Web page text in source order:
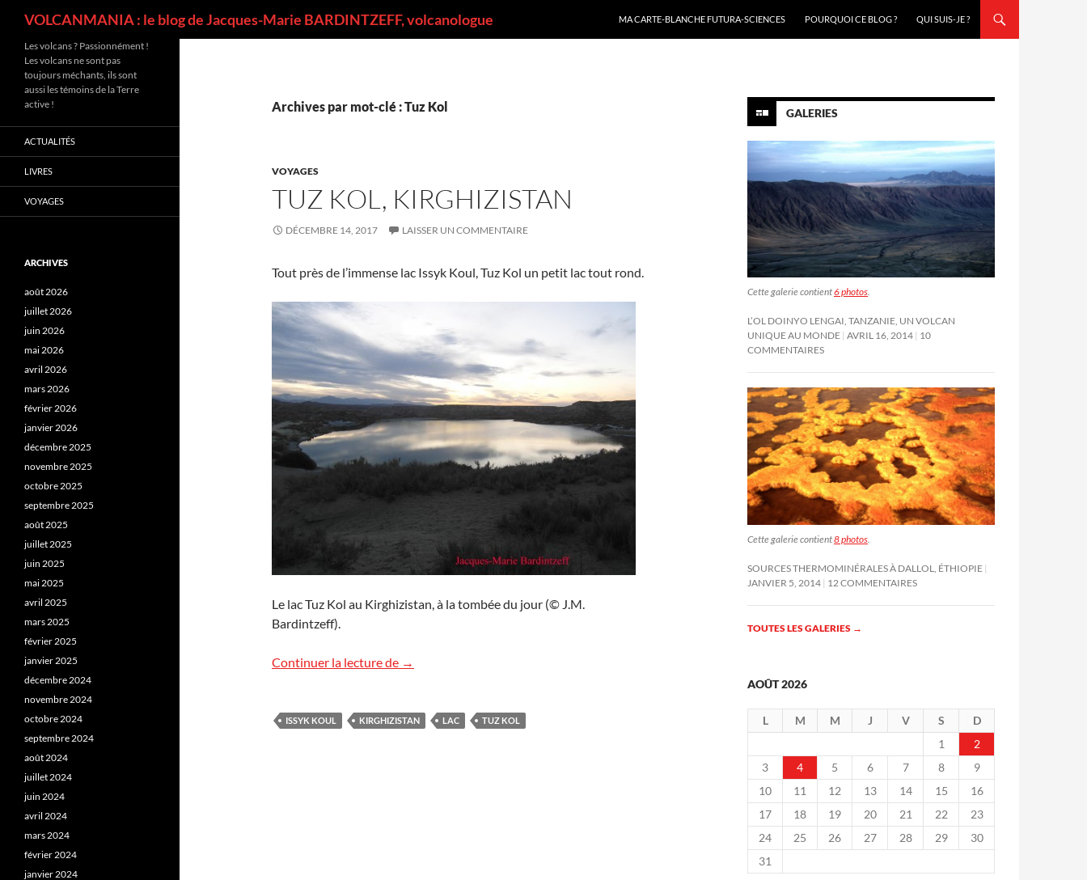
VOLCANMANIA : le blog de Jacques-Marie BARDINTZEFF, volcanologue
MA CARTE-BLANCHE FUTURA-SCIENCES
POURQUOI CE BLOG ? QUI SUIS-JE ?
Archives par mot-clé : Tuz Kol
VOYAGES
TUZ KOL, KIRGHIZISTAN
DÉCEMBRE 14, 2017 LAISSER UN COMMENTAIRE
Tout près de l’immense lac Issyk Koul, Tuz Kol un petit lac tout rond.
Le lac Tuz Kol au Kirghizistan, à la tombée du jour (© J.M.
Bardintzeff).
Continuer la lecture de Tuz Kol, Kirghizistan
→
ISSYK KOUL KIRGHIZISTAN LAC TUZ KOL
GALERIES
Cette galerie contient6 photos.
L’OL DOINYO LENGAI, TANZANIE, UN VOLCAN
UNIQUE AU MONDE AVRIL 16, 2014 10
COMMENTAIRES
Cette galerie contient8 photos
SOURCES THERMOMINÉRALES À DALLOL, ÉTHIOPIE
JANVIER 5, 2014 12 COMMENTAIRES
TOUTES LES GALERIES →
AOÛT 2026
L M M J V S
D
1
2
3
4 5 6 7 8
9
10
11 12 13 14 15
16
17
18 19 20 21 22
23
24
25 26 27 28 29
30
31
Les volcans ? Passionnément !
Les volcans ne sont pas
toujours méchants, ils sont
aussi les témoins de la Terre
active !
ACTUALITÉS
LIVRES
VOYAGES
ARCHIVES
août 2026
juillet 2026
juin 2026
mai 2026
avril 2026
mars 2026
février 2026
janvier 2026
décembre 2025
novembre 2025
octobre 2025
septembre 2025
août 2025
juillet 2025
juin 2025
mai 2025
avril 2025
mars 2025
février 2025
janvier 2025
décembre 2024
novembre 2024
octobre 2024
septembre 2024
août 2024
juillet 2024
juin 2024
avril 2024
mars 2024
février 2024
janvier 2024